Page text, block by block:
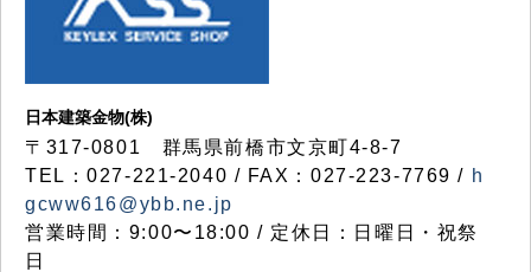
日本建築金物(株)
〒317‐0801 群馬県前橋市文京町4-8-7
TEL：027-221-2040 / FAX：027-223-7769 / h
gcww616@ybb.ne.jp
営業時間：9:00〜18:00 / 定休日：日曜日・祝祭
日